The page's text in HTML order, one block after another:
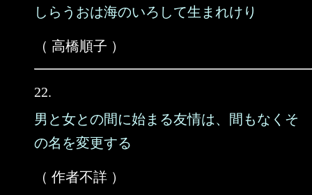
しらうおは海のいろして生まれけり
（ 高橋順子 ）
22.
男と女との間に始まる友情は、間もなくそ
の名を変更する
（ 作者不詳 ）